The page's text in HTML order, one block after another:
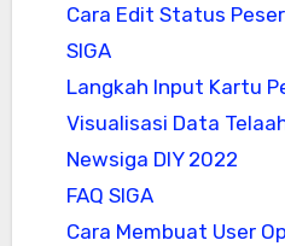
Cara Edit Status
SIGA
Langkah Input Kartu
Visualisasi Data
Newsiga DIY 2022
FAQ SIGA
Cara Membuat User